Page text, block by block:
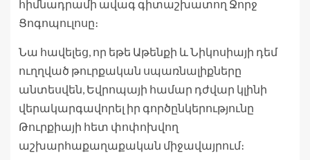
հիմնադրամի ավագ գիտաշխատող Ջորջ
Ցոգոպուլոսը։
Նա հավելեց, որ եթե Աթենքի և Նիկոսիայի դեմ
ուղղված թուրքական սպառնալիքները
անտեսվեն, Եվրոպայի համար դժվար կլինի
վերակարգավորել իր գործընկերությունը
Թուրքիայի հետ փոփոխվող
աշխարհաքաղաքական միջավայրում։